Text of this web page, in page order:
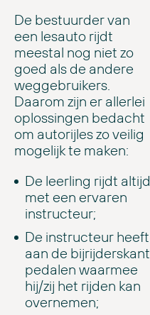
De bestuurder van
een lesauto rijdt
meestal nog niet zo
goed als de andere
weggebruikers.
Daarom zijn er allerlei
oplossingen bedacht
om autorijles zo veilig
mogelijk te maken:
De leerling rijdt altijd
met een ervaren
instructeur;
De instructeur heeft
aan de bijrijderskant
pedalen waarmee
hij/zij het rijden kan
overnemen;